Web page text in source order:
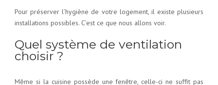
Pour préserver l’hygiène de votre logement, il existe plusieurs
installations possibles. C’est ce que nous allons voir.
Quel système de ventilation
choisir ?
Même si la cuisine possède une fenêtre, celle-ci ne suffit pas